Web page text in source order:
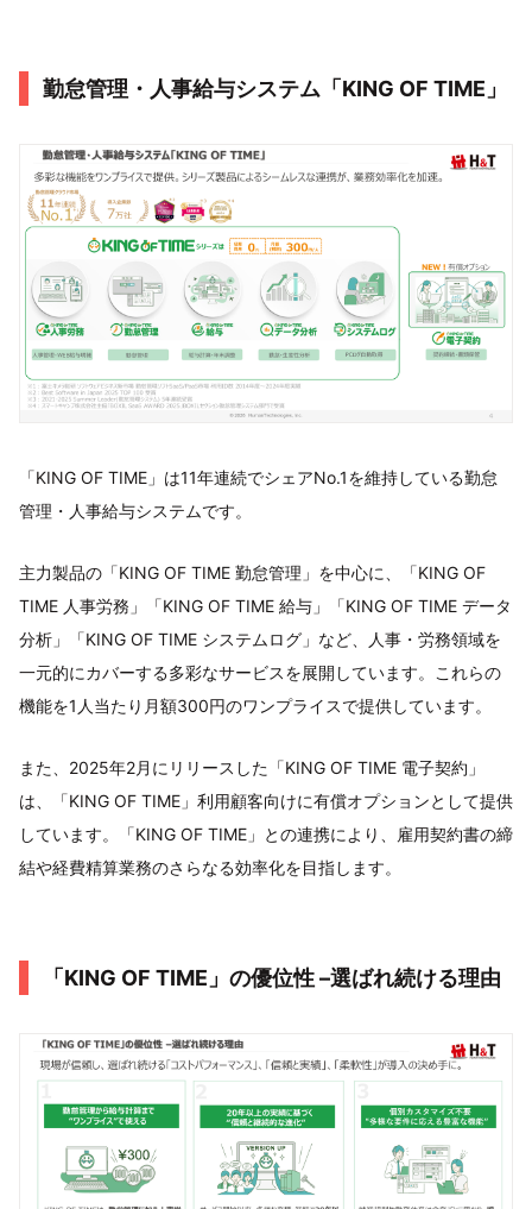
勤怠管理・人事給与システム「KING OF TIME」
「KING OF TIME」は11年連続でシェアNo.1を維持している勤怠
管理・人事給与システムです。
主力製品の「KING OF TIME 勤怠管理」を中心に、「KING OF
TIME 人事労務」「KING OF TIME 給与」「KING OF TIME データ
分析」「KING OF TIME システムログ」など、人事・労務領域を
一元的にカバーする多彩なサービスを展開しています。これらの
機能を1人当たり月額300円のワンプライスで提供しています。
また、2025年2月にリリースした「KING OF TIME 電子契約」
は、「KING OF TIME」利用顧客向けに有償オプションとして提供
しています。「KING OF TIME」との連携により、雇用契約書の締
結や経費精算業務のさらなる効率化を目指します。
「KING OF TIME」の優位性 –選ばれ続ける理由